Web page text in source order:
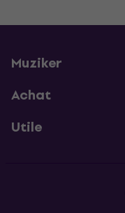
Muziker
Achat
Utile